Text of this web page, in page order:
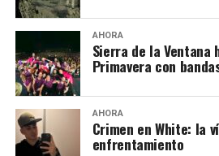
AHORA
Sierra de la Ventana
Primavera con
AHORA
Crimen en White: la
enfrentamiento